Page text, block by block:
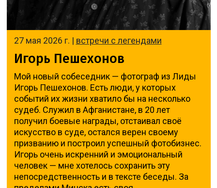
27 мая 2026 г. | встречи с легендами
Игорь Пешехонов
Мой новый собеседник — фотограф из Лиды
Игорь Пешехонов. Есть люди, у которых
событий их жизни хватило бы на несколько
судеб. Служил в Афганистане, в 20 лет
получил боевые награды, отстаивал своё
искусство в суде, остался верен своему
призванию и построил успешный фотобизнес.
Игорь очень искренний и эмоциональный
человек — мне хотелось сохранить эту
непосредственность и в тексте беседы. За